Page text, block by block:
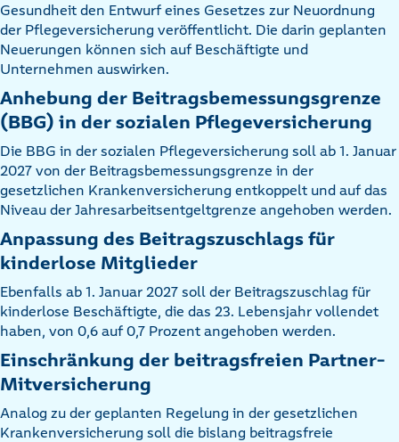
Gesundheit den Entwurf eines Gesetzes zur Neuordnung
der Pflegeversicherung veröffentlicht. Die darin geplanten
Neuerungen können sich auf Beschäftigte und
Unternehmen auswirken.
Anhebung der Beitragsbemessungsgrenze
(BBG) in der sozialen Pflegeversicherung
Die BBG in der sozialen Pflegeversicherung soll ab 1. Januar
2027 von der Beitragsbemessungsgrenze in der
gesetzlichen Krankenversicherung entkoppelt und auf das
Niveau der Jahresarbeitsentgeltgrenze angehoben werden.
Anpassung des Beitragszuschlags für
kinderlose Mitglieder
Ebenfalls ab 1. Januar 2027 soll der Beitragszuschlag für
kinderlose Beschäftigte, die das 23. Lebensjahr vollendet
haben, von 0,6 auf 0,7 Prozent angehoben werden.
Einschränkung der beitragsfreien Partner-
Mitversicherung
Analog zu der geplanten Regelung in der gesetzlichen
Krankenversicherung soll die bislang beitragsfreie